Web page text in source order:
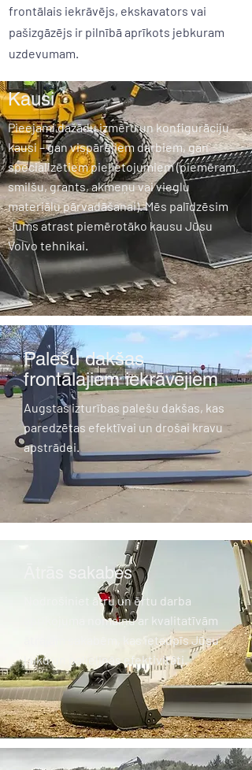
frontālais iekrāvējs, ekskavators vai
pašizgāzējs ir pilnībā aprīkots jebkuram
uzdevumam.
Kausi
Pieejami dažādu izmēru un konfigurāciju
kausi – gan vispārējiem darbiem, gan
specializētiem pielietojumiem (piemēram,
smilšu, grants, akmeņu vai vieglu
materiālu pārvadāšanai). Mēs palīdzēsim
Jums atrast piemērotāko kausu Jūsu
Volvo tehnikai.
Palešu dakšas
frontālajiem iekrāvējiem
Augstas izturības palešu dakšas, kas
paredzētas efektīvai un drošai kravu
apstrādei.​
Ātrās sakabes
Nodrošiniet ātru un ērtu darba
aprīkojuma nomaiņu ar kvalitatīvām
ātrajām sakabēm, kas ietaupīs Jūsu
laiku un palielinās efektivitāti.​